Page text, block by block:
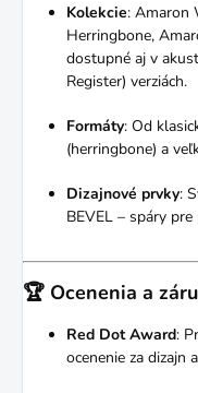
Kolekcie: Amaron
Herringbone,
dostupné aj v
Register) verziách.
Formáty: Od
(herringbone) a
Dizajnové prvky:
BEVEL – spáry
🏆 Ocenenia a
Red Dot Award:
ocenenie za dizajn